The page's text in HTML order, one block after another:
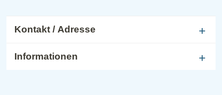
Sie uralte Buchen, seltene Tiere und
die Natur und den Schutz des Waldes.
Kontakt / Adresse
Informationen